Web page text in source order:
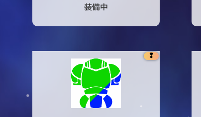
装備中
❢